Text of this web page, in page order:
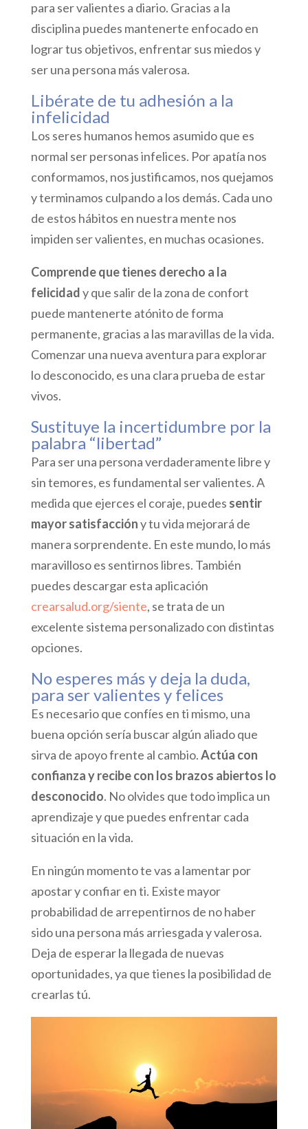
para ser valientes a diario. Gracias a la
disciplina puedes mantenerte enfocado en
lograr tus objetivos, enfrentar sus miedos y
ser una persona más valerosa.
Libérate de tu adhesión a la
infelicidad
Los seres humanos hemos asumido que es
normal ser personas infelices. Por apatía nos
conformamos, nos justificamos, nos quejamos
y terminamos culpando a los demás. Cada uno
de estos hábitos en nuestra mente nos
impiden ser valientes, en muchas ocasiones.
Comprende que tienes derecho a la
felicidady que salir de la zona de confort
puede mantenerte atónito de forma
permanente, gracias a las maravillas de la vida.
Comenzar una nueva aventura para explorar
lo desconocido, es una clara prueba de estar
vivos.
Sustituye la incertidumbre por la
palabra “libertad”
Para ser una persona verdaderamente libre y
sin temores, es fundamental ser valientes. A
medida que ejerces el coraje, puedes sentir
mayor satisfaccióny tu vida mejorará de
manera sorprendente. En este mundo, lo más
maravilloso es sentirnos libres. También
puedes descargar esta aplicación
crearsalud.org/siente, se trata de un
excelente sistema personalizado con distintas
opciones.
No esperes más y deja la duda,
para ser valientes y felices
Es necesario que confíes en ti mismo, una
buena opción sería buscar algún aliado que
sirva de apoyo frente al cambio.Actúa con
confianza y recibe con los brazos abiertos lo
desconocido. No olvides que todo implica un
aprendizaje y que puedes enfrentar cada
situación en la vida.
En ningún momento te vas a lamentar por
apostar y confiar en ti. Existe mayor
probabilidad de arrepentirnos de no haber
sido una persona más arriesgada y valerosa.
Deja de esperar la llegada de nuevas
oportunidades, ya que tienes la posibilidad de
crearlas tú.